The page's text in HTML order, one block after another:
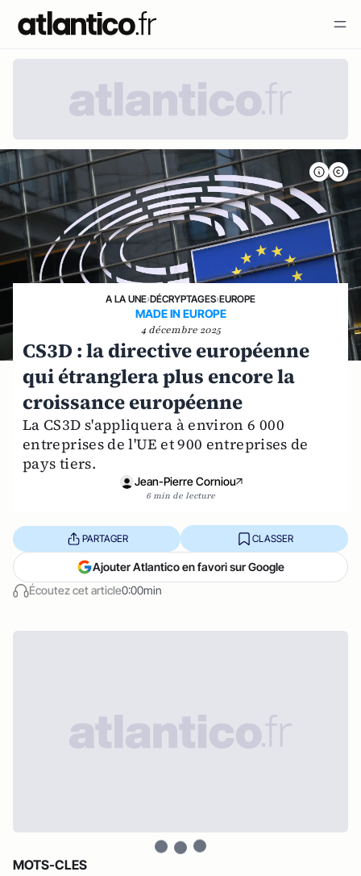
A LA UNE›DÉCRYPTAGES›EUROPE
MADE IN EUROPE
4 décembre 2025
CS3D : la directive européenne
qui étranglera plus encore la
croissance européenne
La CS3D s'appliquera à environ 6 000
entreprises de l'UE et 900 entreprises de
pays tiers.
Jean-Pierre Corniou
6 min de lecture
Écoutez cet article0:00min
PARTAGER CLASSER
Ajouter Atlantico en favori sur Google
MOTS-CLES